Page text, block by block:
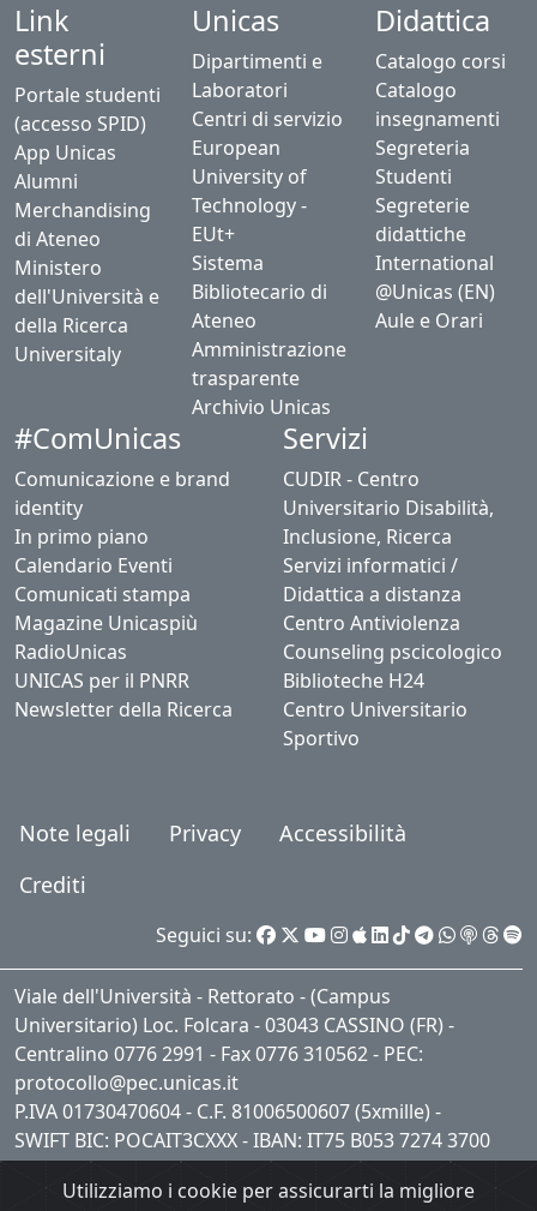
Utilizziamo i cookie per assicurarti la migliore
Link
esterni
Portale studenti
(accesso SPID)
App Unicas
Alumni
Merchandising
di Ateneo
Ministero
dell'Università e
della Ricerca
Universitaly
Unicas
Dipartimenti e
Laboratori
Centri di servizio
European
University of
Technology -
EUt+
Sistema
Bibliotecario di
Ateneo
Amministrazione
trasparente
Archivio Unicas
Didattica
Catalogo corsi
Catalogo
insegnamenti
Segreteria
Studenti
Segreterie
didattiche
International
@Unicas (EN)
Aule e Orari
#ComUnicas
Comunicazione e brand
identity
In primo piano
Calendario Eventi
Comunicati stampa
Magazine Unicaspiù
RadioUnicas
UNICAS per il PNRR
Newsletter della Ricerca
Servizi
CUDIR - Centro
Universitario Disabilità,
Inclusione, Ricerca
Servizi informatici /
Didattica a distanza
Centro Antiviolenza
Counseling pscicologico
Biblioteche H24
Centro Universitario
Sportivo
Note legali Privacy
Accessibilità
Crediti
Seguici su:
Viale dell'Università - Rettorato - (Campus
Universitario) Loc. Folcara - 03043 CASSINO (FR) -
Centralino 0776 2991 - Fax 0776 310562 - PEC:
protocollo@pec.unicas.it
P.IVA 01730470604 - C.F. 81006500607 (5xmille) -
SWIFT BIC: POCAIT3CXXX - IBAN: IT75 B053 7274 3700
0001 0409 621